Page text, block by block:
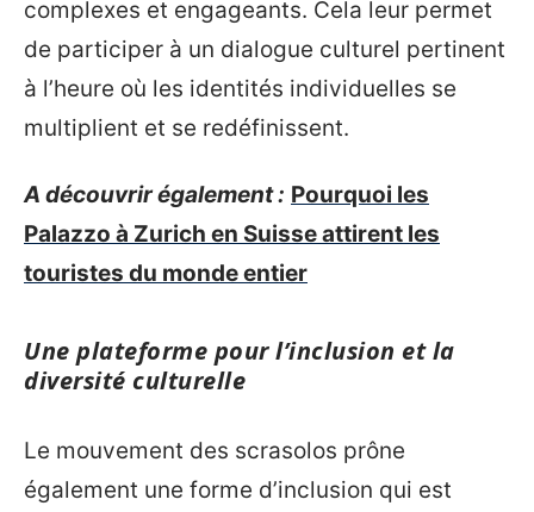
complexes et engageants. Cela leur permet
de participer à un dialogue culturel pertinent
à l’heure où les identités individuelles se
multiplient et se redéfinissent.
A découvrir également : Pourquoi les
Palazzo à Zurich en Suisse attirent les
touristes du monde entier
Une plateforme pour l’inclusion et la
diversité culturelle
Le mouvement des scrasolos prône
également une forme d’inclusion qui est